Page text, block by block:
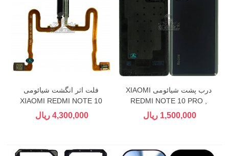
درب پشت شیائومی XIAOMI
REDMI NOTE 10 PRO ,
PROMAX
1,500,000 ریال
فلت اثر انگشت شیائومی
XIAOMI REDMI NOTE 10
PRO
4,300,000 ریال